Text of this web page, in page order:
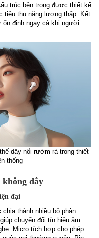
trúc bên trong được thiết kế
tiêu thụ năng lượng thấp. Kết
định ngay cả khi người
dây nối rườm rà trong thiết
thống
không dây
đại
thành nhiều bộ phận
chuyển đổi tín hiệu âm
Micro tích hợp cho phép